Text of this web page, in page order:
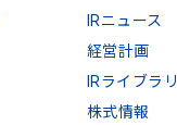
IRニュース
経営計画
IRライブラリ
株式情報